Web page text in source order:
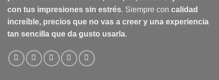
con tus impresiones sin estrés. Siempre con calidad
increíble, precios que no vas a creer y una experiencia
tan sencilla que da gusto usarla.